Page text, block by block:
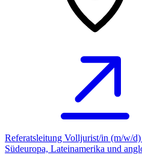
Referatsleitung Volljurist/in (m/w/
Südeuropa, Lateinamerika und